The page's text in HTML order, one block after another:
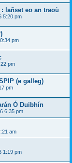
lañset eo an traoù
5:20 pm
pm
pm
(e galleg)
pm
Ó Duibhín
6:35 pm
am
1:19 pm